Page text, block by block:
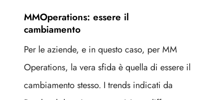
MMOperations: essere il
cambiamento
Per le aziende, e in questo caso, per MM
Operations, la vera sfida è quella di essere il
cambiamento stesso. I trends indicati da